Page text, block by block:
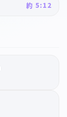
約 5:12